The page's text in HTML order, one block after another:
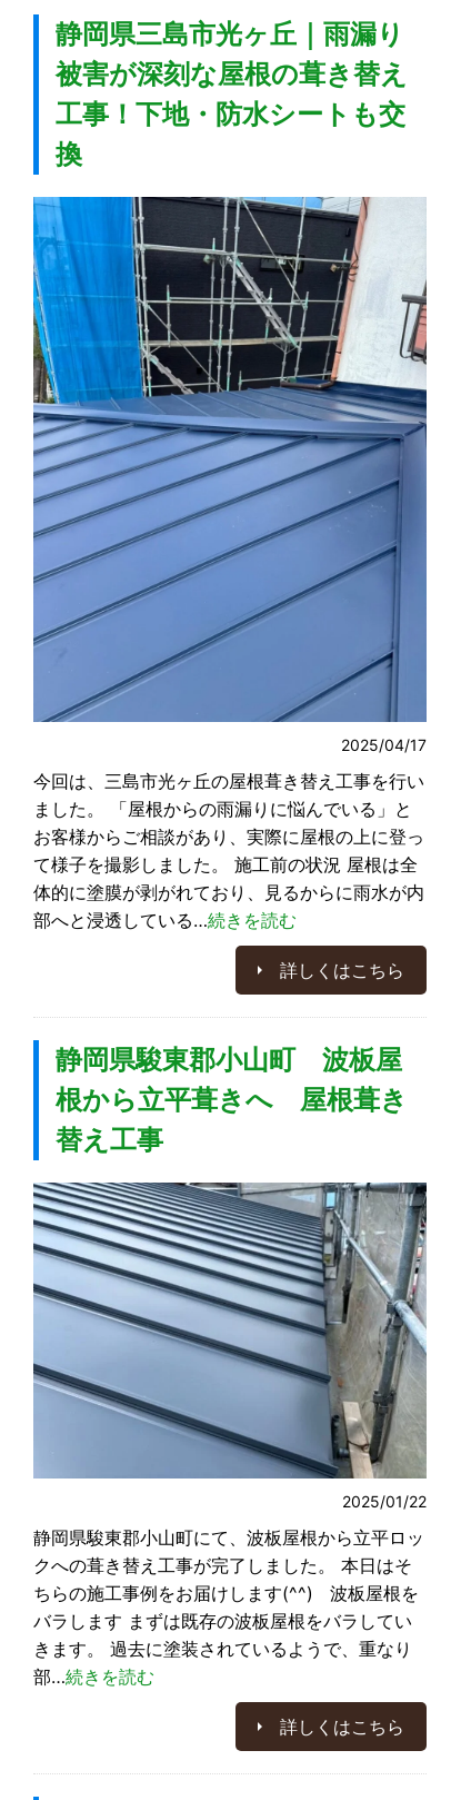
静岡県三島市光ヶ丘｜雨漏り
被害が深刻な屋根の葺き替え
工事！下地・防水シートも交
換
2025/04/17
今回は、三島市光ヶ丘の屋根葺き替え工事を行い
ました。 「屋根からの雨漏りに悩んでいる」と
お客様からご相談があり、実際に屋根の上に登っ
て様子を撮影しました。 施工前の状況 屋根は全
体的に塗膜が剥がれており、見るからに雨水が内
部へと浸透している…続きを読む
詳しくはこちら
静岡県駿東郡小山町 波板屋
根から立平葺きへ 屋根葺き
替え工事
2025/01/22
静岡県駿東郡小山町にて、波板屋根から立平ロッ
クへの葺き替え工事が完了しました。 本日はそ
ちらの施工事例をお届けします(^^) 波板屋根を
バラします まずは既存の波板屋根をバラしてい
きます。 過去に塗装されているようで、重なり
部…続きを読む
詳しくはこちら